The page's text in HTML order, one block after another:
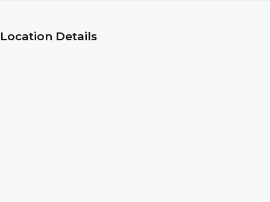
Location Details